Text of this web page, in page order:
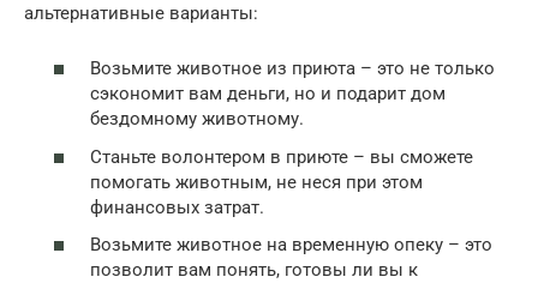
альтернативные варианты:
Возьмите животное из приюта – это не только
сэкономит вам деньги, но и подарит дом
бездомному животному.
Станьте волонтером в приюте – вы сможете
помогать животным, не неся при этом
финансовых затрат.
Возьмите животное на временную опеку – это
позволит вам понять, готовы ли вы к